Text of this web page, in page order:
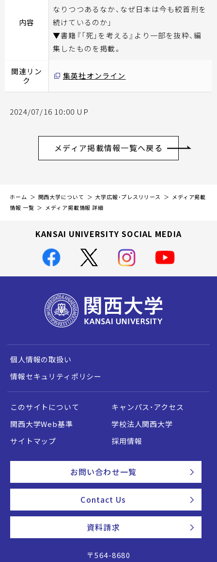
内容
なりつつあるなか、なぜ日本は今も絞首刑を
続けているのか」
▼書籍『「死」を考える』より一部を抜粋、編
集したものを掲載。
関連リン
ク
集英社オンライン
2024/07/16 10:00 UP
メディア掲載情報一覧へ戻る
ホーム 関西大学について 大学広報・プレスリリース
メディア掲載
情報 一覧
メディア掲載情報 詳細
KANSAI UNIVERSITY SOCIAL MEDIA
個人情報の取扱い
情報セキュリティポリシー
このサイトについて
キャンパス・アクセス
関西大学Web基準
学校法人関西大学
サイトマップ
採用情報
お問い合わせ一覧
Contact Us
資料請求
〒564-8680